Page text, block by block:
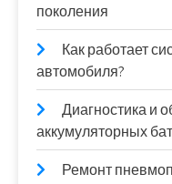
поколения
Как работает
автомобиля?
Диагностика и
аккумуляторных
Ремонт